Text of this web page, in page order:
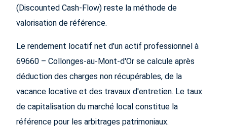
(Discounted Cash-Flow) reste la méthode de
valorisation de référence.
Le rendement locatif net d'un actif professionnel à
69660 – Collonges-au-Mont-d'Or se calcule après
déduction des charges non récupérables, de la
vacance locative et des travaux d'entretien. Le taux
de capitalisation du marché local constitue la
référence pour les arbitrages patrimoniaux.